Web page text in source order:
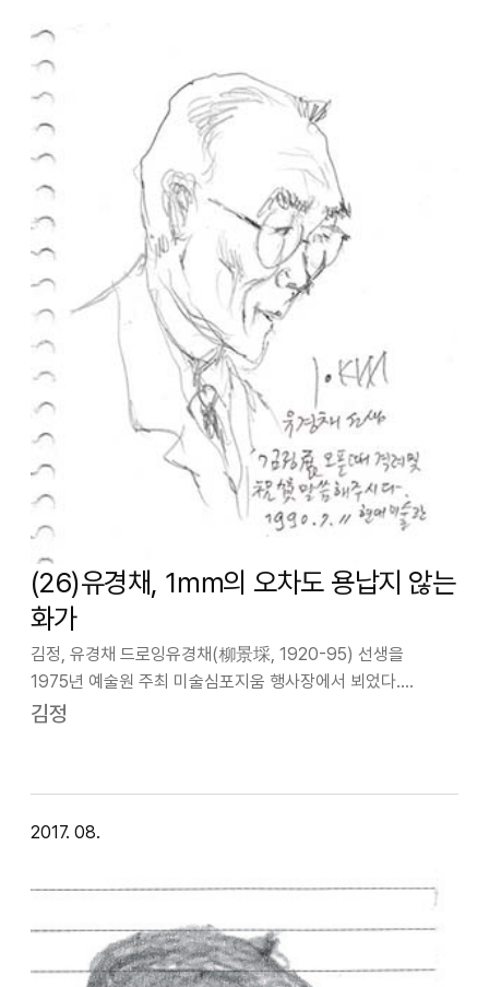
(26)유경채, 1㎜의 오차도 용납지 않는
화가
김정, 유경채 드로잉유경채(柳景埰, 1920-95) 선생을
1975년 예술원 주최 미술심포지움 행사장에서 뵈었다.
미술교육을 주제로 최덕휴 교수가 “1도는 1색 판화, 2도는 2색
김정
2017. 08.